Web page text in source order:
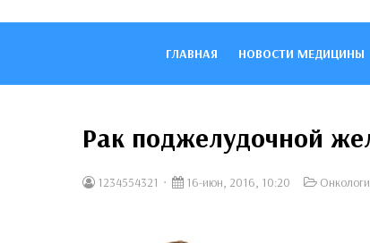
ГЛАВНАЯ НОВОСТИ МЕДИЦИНЫ
Рак поджелудочной
1234554321 16-июн, 2016, 10:20